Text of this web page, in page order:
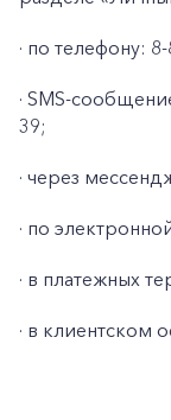
+7-800-
· по телефону:
· SMS-
39;
· через
· по
· в платежных
· в клиентском